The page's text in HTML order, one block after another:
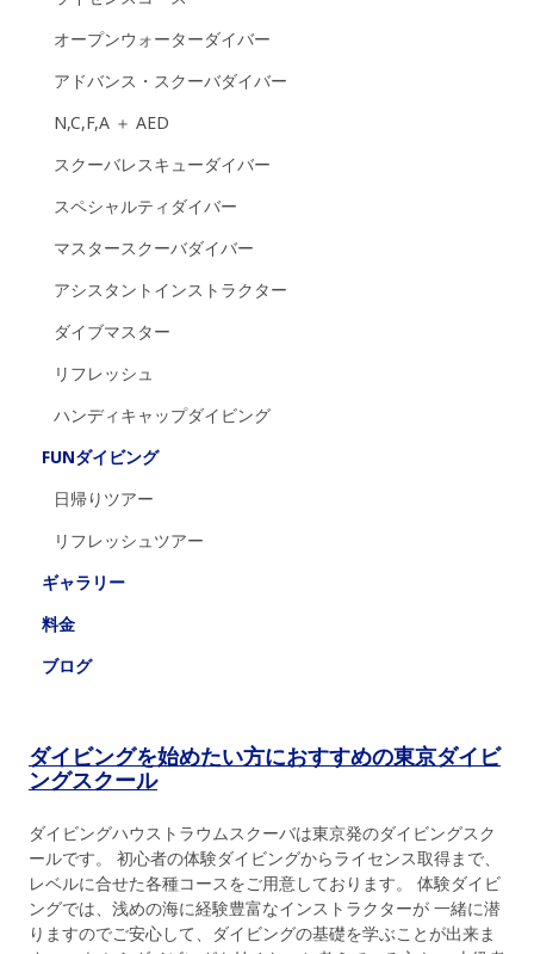
オープンウォーターダイバー
アドバンス・スクーバダイバー
N,C,F,A ＋ AED
スクーバレスキューダイバー
スペシャルティダイバー
マスタースクーバダイバー
アシスタントインストラクター
ダイブマスター
リフレッシュ
ハンディキャップダイビング
FUNダイビング
日帰りツアー
リフレッシュツアー
ギャラリー
料金
ブログ
ダイビングを始めたい方におすすめの東京ダイビ
ングスクール
ダイビングハウストラウムスクーバは東京発のダイビングスク
ールです。 初心者の体験ダイビングからライセンス取得まで、
レベルに合せた各種コースをご用意しております。 体験ダイビ
ングでは、浅めの海に経験豊富なインストラクターが 一緒に潜
りますのでご安心して、ダイビングの基礎を学ぶことが出来ま